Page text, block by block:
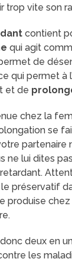
trop vite son
contient
qui agit
de
qui permet à
et de
chez la
se
partenaire
ne lui dites
préservatif
produise
deux en
les